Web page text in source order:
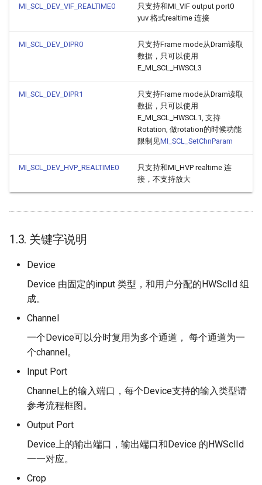
MI_SCL_DEV_VIF_REALTIME0
只支持和MI_VIF output port0
yuv 格式realtime 连接
MI_SCL_DEV_DIPR0
只支持Frame mode从Dram读取
数据，只可以使用
E_MI_SCL_HWSCL3
MI_SCL_DEV_DIPR1
只支持Frame mode从Dram读取
数据，只可以使用
E_MI_SCL_HWSCL1, 支持
Rotation, 做rotation的时候功能
限制见MI_SCL_SetChnParam
MI_SCL_DEV_HVP_REALTIME0
只支持和MI_HVP realtime 连
接，不支持放大
1.3. 关键字说明
Device
Device 由固定的input 类型，和用户分配的HWSclId 组
成。
Channel
一个Device可以分时复用为多个通道， 每个通道为一
个channel。
Input Port
Channel上的输入端口，每个Device支持的输入类型请
参考流程框图。
Output Port
Device上的输出端口，输出端口和Device 的HWSclId
一一对应。
Crop